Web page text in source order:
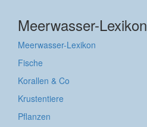
Meerwasser-Lexikon
Meerwasser-Lexikon
Fische
Korallen & Co
Krustentiere
Pflanzen